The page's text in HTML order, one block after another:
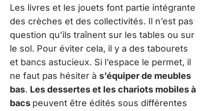
Les livres et les jouets font partie intégrante
des crèches et des collectivités. Il n’est pas
question qu’ils traînent sur les tables ou sur
le sol. Pour éviter cela, il y a des tabourets
et bancs astucieux. Si l’espace le permet, il
ne faut pas hésiter à s’équiper de meubles
bas. Les dessertes et les chariots mobiles à
bacs peuvent être édités sous différentes